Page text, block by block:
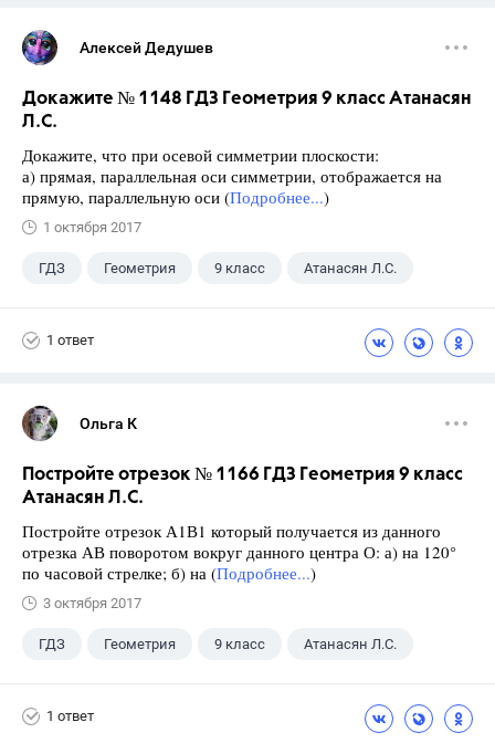
Алексей Дедушев
Докажите № 1148 ГДЗ Геометрия 9 класс Атанасян
Л.С.
Докажите, что при осевой симметрии плоскости:
а) прямая, параллельная оси симметрии, отображается на
прямую, параллельную оси (Подробнее...)
1 октября 2017
ГДЗ Геометрия 9 класс Атанасян Л.С.
1 ответ
Ольга К
Постройте отрезок № 1166 ГДЗ Геометрия 9 класс
Атанасян Л.С.
Постройте отрезок А1В1 который получается из данного
отрезка АВ поворотом вокруг данного центра О: а) на 120°
по часовой стрелке; б) на (Подробнее...)
3 октября 2017
ГДЗ Геометрия 9 класс Атанасян Л.С.
1 ответ